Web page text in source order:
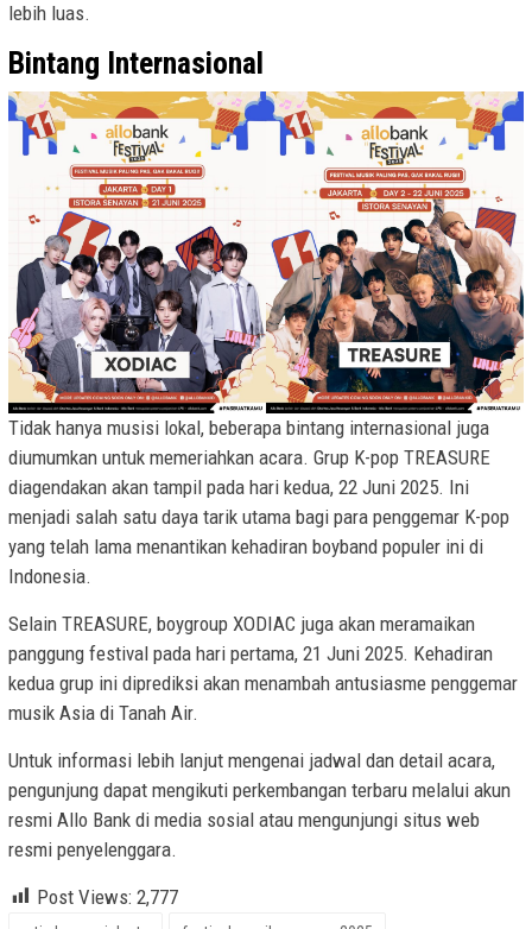
lebih luas.
Bintang Internasional
Tidak hanya musisi lokal, beberapa bintang internasional juga
diumumkan untuk memeriahkan acara. Grup K-pop TREASURE
diagendakan akan tampil pada hari kedua, 22 Juni 2025. Ini
menjadi salah satu daya tarik utama bagi para penggemar K-pop
yang telah lama menantikan kehadiran boyband populer ini di
Indonesia.
Selain TREASURE, boygroup XODIAC juga akan meramaikan
panggung festival pada hari pertama, 21 Juni 2025. Kehadiran
kedua grup ini diprediksi akan menambah antusiasme penggemar
musik Asia di Tanah Air.
Untuk informasi lebih lanjut mengenai jadwal dan detail acara,
pengunjung dapat mengikuti perkembangan terbaru melalui akun
resmi Allo Bank di media sosial atau mengunjungi situs web
resmi penyelenggara.
Post Views: 2,777